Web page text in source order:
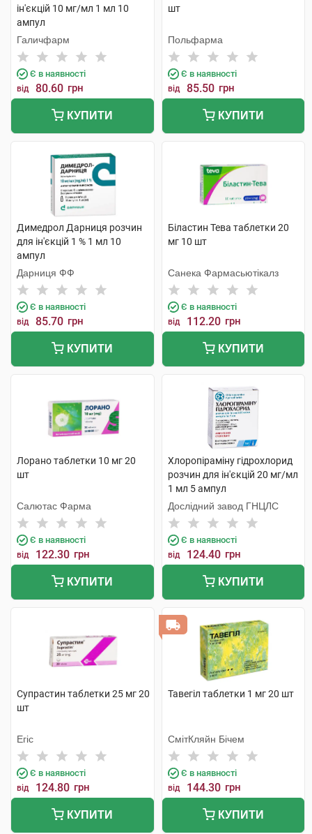
ін'єкцій 10 мг/мл 1 мл 10
ампул
Галичфарм
Є в наявності
від 80.60 грн
КУПИТИ
шт
Польфарма
Є в наявності
від 85.50 грн
КУПИТИ
Димедрол Дарниця розчин
для ін'єкцій 1 % 1 мл 10
ампул
Дарниця ФФ
Є в наявності
від 85.70 грн
КУПИТИ
Біластин Тева таблетки 20
мг 10 шт
Санека Фармасьютікалз
Є в наявності
від 112.20 грн
КУПИТИ
Лорано таблетки 10 мг 20
шт
Салютас Фарма
Є в наявності
від 122.30 грн
КУПИТИ
Хлоропіраміну гідрохлорид
розчин для ін'єкцій 20 мг/мл
1 мл 5 ампул
Дослідний завод ГНЦЛС
Є в наявності
від 124.40 грн
КУПИТИ
Супрастин таблетки 25 мг 20
шт
Егіс
Є в наявності
від 124.80 грн
КУПИТИ
Тавегіл таблетки 1 мг 20 шт
СмітКляйн Бічем
Є в наявності
від 144.30 грн
КУПИТИ